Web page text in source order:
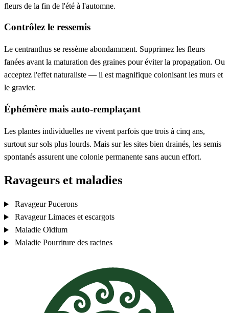
fleurs de la fin de l'été à l'automne.
Contrôlez le ressemis
Le centranthus se ressème abondamment. Supprimez les fleurs
fanées avant la maturation des graines pour éviter la propagation. Ou
acceptez l'effet naturaliste — il est magnifique colonisant les murs et
le gravier.
Éphémère mais auto-remplaçant
Les plantes individuelles ne vivent parfois que trois à cinq ans,
surtout sur sols plus lourds. Mais sur les sites bien drainés, les semis
spontanés assurent une colonie permanente sans aucun effort.
Ravageurs et maladies
RavageurPucerons
RavageurLimaces et escargots
Maladie Oïdium
Maladie Pourriture des racines